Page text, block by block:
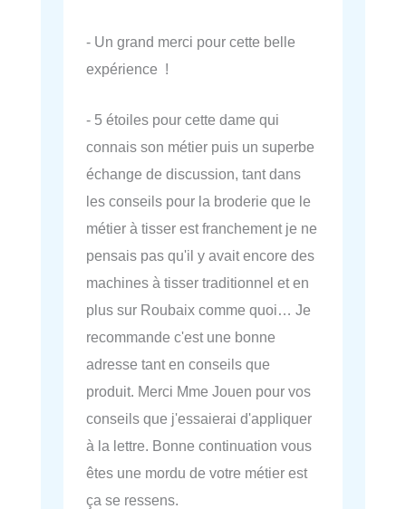
- Un grand merci pour cette belle
expérience !
- 5 étoiles pour cette dame qui
connais son métier puis un superbe
échange de discussion, tant dans
les conseils pour la broderie que le
métier à tisser est franchement je ne
pensais pas qu'il y avait encore des
machines à tisser traditionnel et en
plus sur Roubaix comme quoi… Je
recommande c'est une bonne
adresse tant en conseils que
produit. Merci Mme Jouen pour vos
conseils que j'essaierai d'appliquer
à la lettre. Bonne continuation vous
êtes une mordu de votre métier est
ça se ressens.